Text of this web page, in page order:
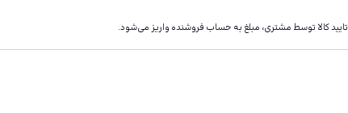
كالا توسط مشتری، مبلغ به حساب فروشنده واريز مى‌شود.